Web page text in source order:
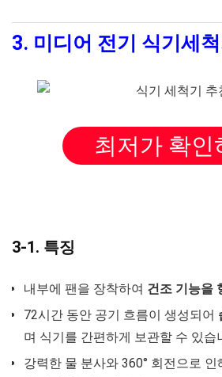
3. 미디어 전기 식기세
최저가 확인
3-1. 특징
내부에 팬을 장착하여 건조 기능을
72시간 동안 공기 흐름이 생성되어
며 식기를 간편하게 보관할 수 있습
강력한 물 분사와 360° 회전으로 인